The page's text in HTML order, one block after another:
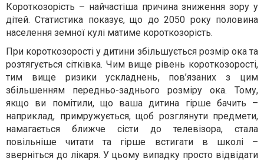
Короткозорість – найчастіша причина зниження зору у
дітей. Статистика показує, що до 2050 року половина
населення земної кулі матиме короткозорість.
При короткозорості у дитини збільшується розмір ока та
розтягується сітківка. Чим вище рівень короткозорості,
тим вище ризики ускладнень, пов’язаних з цим
збільшенням передньо-заднього розміру ока. Тому,
якщо ви помітили, що ваша дитина гірше бачить –
наприклад, примружується, щоб розглянути предмети,
намагається ближче сісти до телевізора, стала
повільніше читати та гірше встигати в школі –
зверніться до лікаря. У цьому випадку просто відвідати